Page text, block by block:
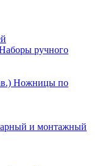
ручного
Ножницы по
и монтажный